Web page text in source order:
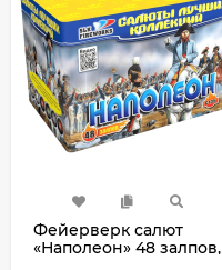
Фейерверк салют
«Наполеон» 48 залпов,